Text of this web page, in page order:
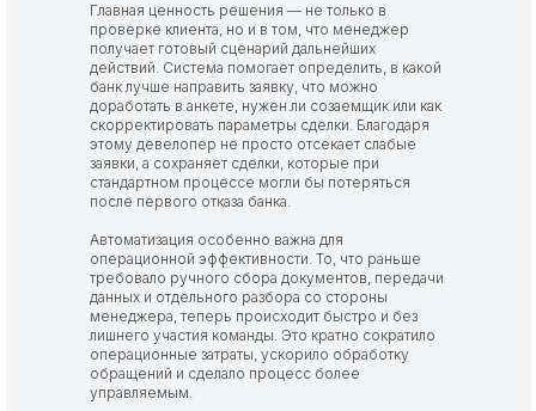
Главная ценность решения — не только в
проверке клиента, но и в том, что менеджер
получает готовый сценарий дальнейших
действий. Система помогает определить, в какой
банк лучше направить заявку, что можно
доработать в анкете, нужен ли созаемщик или как
скорректировать параметры сделки. Благодаря
этому девелопер не просто отсекает слабые
заявки, а сохраняет сделки, которые при
стандартном процессе могли бы потеряться
после первого отказа банка.
Автоматизация особенно важна для
операционной эффективности. То, что раньше
требовало ручного сбора документов, передачи
данных и отдельного разбора со стороны
менеджера, теперь происходит быстро и без
лишнего участия команды. Это кратно сократило
операционные затраты, ускорило обработку
обращений и сделало процесс более
управляемым.